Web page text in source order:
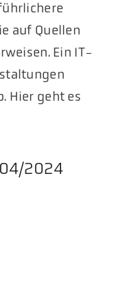
auf Quellen
Ein IT-
Hier geht es
2024